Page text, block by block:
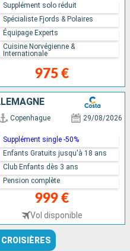
975 €
Supplément solo réduit
Spécialiste Fjords & Polaires
Équipage Experts
Cuisine Norvégienne &
Internationale
Copenhague 29/08/2026
999 €
Vol disponible
Supplément single -50%
Enfants Gratuits jusqu'à 18 ans
Club Enfants dès 3 ans
Pension complète